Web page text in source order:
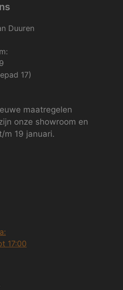
Duuren
17)
maatregelen
onze showroom en
m 19 januari.
17:00